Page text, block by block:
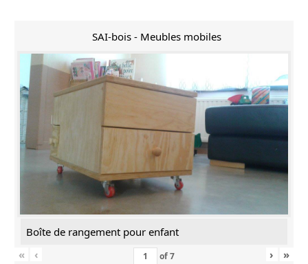
SAI-bois - Meubles mobiles
Boîte de rangement pour enfant
«
‹ of7 › »